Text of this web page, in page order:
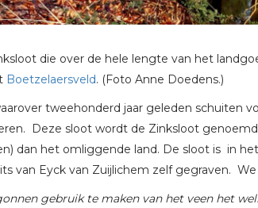
die over de hele lengte van het
Boetzelaersveld. (Foto Anne Doedens.)
tweehonderd jaar geleden schuiten
Deze sloot wordt de Zinksloot
dan het omliggende land. De sloot is in
van Eyck van Zuijlichem zelf gegraven.
gebruik te maken van het veen het